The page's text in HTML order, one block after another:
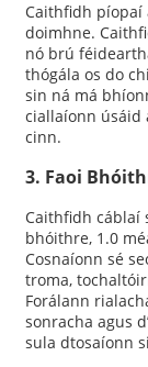
Caithfidh píopaí
doimhne.
nó brú
thógála os do
sin ná má
ciallaíonn úsáid
cinn.
3. Faoi
Caithfidh cáblaí
bhóithre, 1.0
Cosnaíonn sé
troma,
Forálann
sonracha agus
sula dtosaíonn